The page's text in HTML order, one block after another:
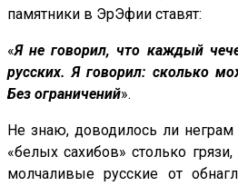
памятники в ЭрЭфии ставят:
«Я не говорил, что каждый
русских. Я говорил: сколько
Без ограничений».
Не знаю, доводилось ли
«белых сахибов» столько
молчаливые русские от